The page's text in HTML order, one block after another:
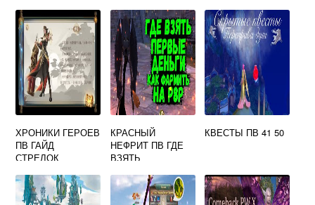
ХРОНИКИ ГЕРОЕВ
ПВ ГАЙД
СТРЕЛОК
КРАСНЫЙ
НЕФРИТ ПВ ГДЕ
ВЗЯТЬ
КВЕСТЫ ПВ 41 50